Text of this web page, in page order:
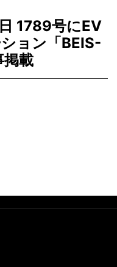
1789号にEV
ョン「BEIS-
掲載